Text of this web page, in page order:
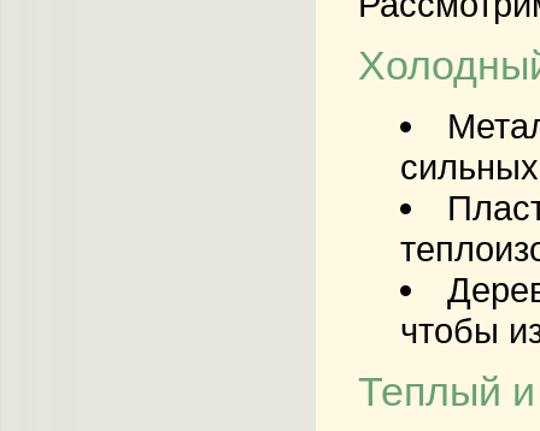
чтобы
Теплый